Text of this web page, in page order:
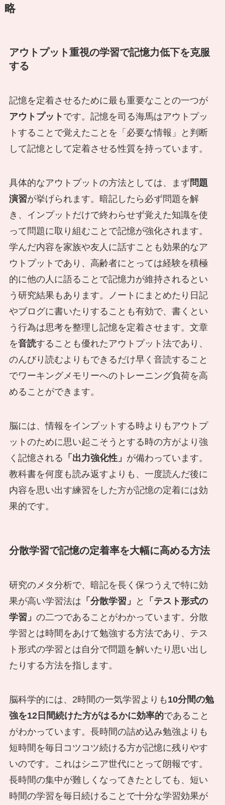
略
アウトプット重視の学習で記憶力低下を克服
する
記憶を定着させるために最も重要なことの一つが
アウトプット です。記憶を司る海馬はアウトプッ
トすることで覚えたことを「必要な情報」と判断
して記憶として定着させる性質を持っています。
具体的なアウトプットの方法としては、まず問題
演習が挙げられます。暗記したら必ず問題を解
き、インプットだけで終わらせず覚えた知識を使
って問題に取り組むことで記憶が強化されます。
学んだ内容を家族や友人に話すことも効果的なア
ウトプットであり、高齢者にとっては経験を積極
的に他の人に語ることで記憶力が維持されるとい
う研究結果もあります。ノートにまとめたり日記
やブログに書いたりすることも有効で、書くとい
う行為は思考を整理し記憶を定着させます。文章
を音読することも優れたアウトプット法であり、
のんびり読むよりもできるだけ早く音読すること
でワーキングメモリーへのトレーニング負荷を高
めることができます。
脳には、情報をインプットする時よりもアウトプ
ットのために思い起こそうとする時の方がより強
く記憶される 「出力強化性」 が備わっています。
教科書を何度も読み返すよりも、一度読んだ後に
内容を思い出す練習をした方が記憶の定着には効
果的です。
分散学習で記憶の定着率を大幅に高める方法
研究のメタ分析で、暗記を長く保つうえで特に効
果が高い学習法は 「分散学習」 と
「テスト形式の
学習」 の二つであることがわかっています。分散
学習とは時間をあけて勉強する方法であり、テス
ト形式の学習とは自分で問題を解いたり思い出し
たりする方法を指します。
脳科学的には、2時間の一気学習よりも 10分間の勉
強を12日間続けた方がはるかに効率的であること
がわかっています。長時間の詰め込み勉強よりも
短時間を毎日コツコツ続ける方が記憶に残りやす
いのです。これはシニア世代にとって朗報です。
長時間の集中が難しくなってきたとしても、短い
時間の学習を毎日続けることで十分な学習効果が